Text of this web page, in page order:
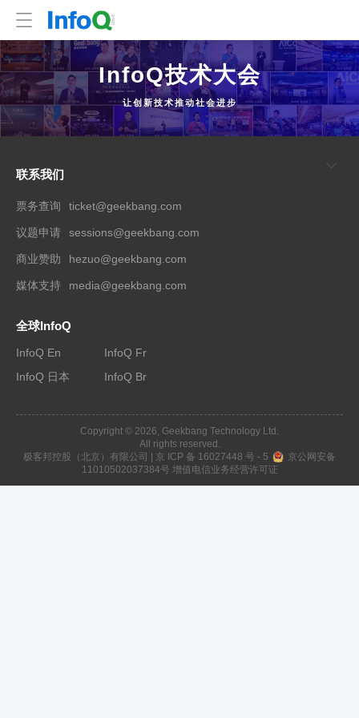
InfoQ技术大会
让创新技术推动社会进步
联系我们
票务查询 ticket@geekbang.com
议题申请 sessions@geekbang.com
商业赞助 hezuo@geekbang.com
媒体支持 media@geekbang.com
全球InfoQ
InfoQ En
InfoQ Fr
InfoQ 日本
InfoQ Br
Copyright © 2026, Geekbang Technology Ltd.
All rights reserved.
极客邦控股（北京）有限公司 | 京 ICP 备 16027448 号 - 5
京公网安备
11010502037384号 增值电信业务经营许可证